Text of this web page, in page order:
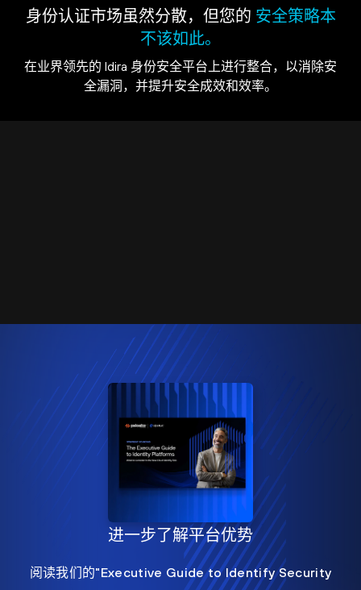
身份认证市场虽然分散，但您的 安全策略本
不该如此。
在业界领先的 Idira 身份安全平台上进行整合，以消除安
全漏洞，并提升安全成效和效率。
进一步了解平台优势
阅读我们的"Executive Guide to Identify Security